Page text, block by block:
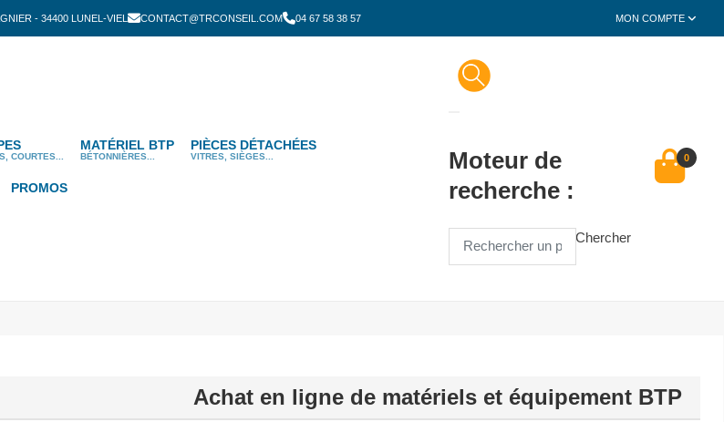
- 34400 LUNEL-VIEL CONTACT@TRCONSEIL.COM 04 67 58 38 57 MON COMPTE
COURTES...
MATÉRIEL BTP
BÉTONNIÈRES...
PIÈCES DÉTACHÉES
VITRES, SIÈGES...
PROMOS
Moteur de
recherche :
Chercher
0
Achat en ligne de matériels et équipement BTP